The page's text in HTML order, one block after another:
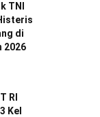
TNI
di
2026
RI
Kel